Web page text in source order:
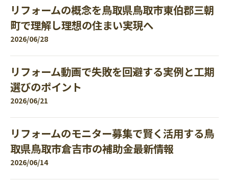
リフォームの概念を鳥取県鳥取市東伯郡三朝
町で理解し理想の住まい実現へ
2026/06/28
リフォーム動画で失敗を回避する実例と工期
選びのポイント
2026/06/21
リフォームのモニター募集で賢く活用する鳥
取県鳥取市倉吉市の補助金最新情報
2026/06/14